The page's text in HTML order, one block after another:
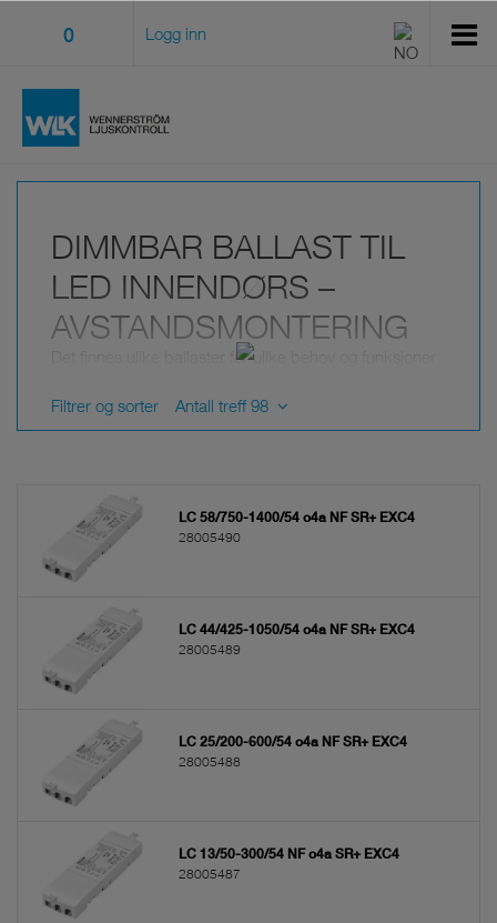
0 Logg inn
DIMMBAR BALLAST TIL
LED INNENDØRS –
AVSTANDSMONTERING
Det finnes ulike ballaster for ulike behov og funksjoner
Bruk filter for å begrense utvalget.
Filtrer og sorter Antall treff 98
LC 58/750-1400/54 o4a NF SR+ EXC4
28005490
LC 44/425-1050/54 o4a NF SR+ EXC4
28005489
LC 25/200-600/54 o4a NF SR+ EXC4
28005488
LC 13/50-300/54 NF o4a SR+ EXC4
28005487